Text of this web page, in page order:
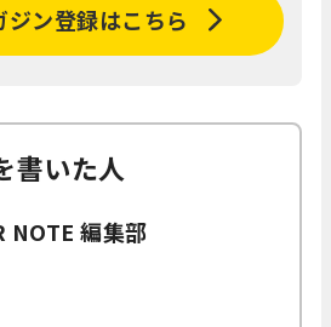
ジン登録はこちら
書いた人
NOTE 編集部